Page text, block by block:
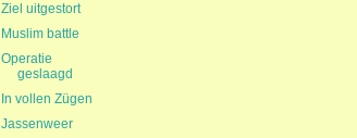
Ziel uitgestort
Muslim battle
Operatie
geslaagd
In vollen Zügen
Jassenweer